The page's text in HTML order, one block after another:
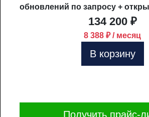
обновлений по запросу +
134 200 ₽
8 388 ₽ / месяц
В корзину
Получить прайс-